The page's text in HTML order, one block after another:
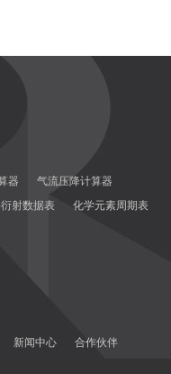
纳米接触磁隧道
传播自旋波
器
气流压降计算器
射数据表 化学元素周期表
新闻中心
合作伙伴